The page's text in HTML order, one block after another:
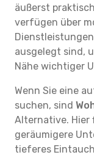
äußerst
verfügen über
ausgelegt sind,
Nähe wichtiger
Wenn Sie eine
suchen, sind
Alternative. Hier
geräumigere
tieferes